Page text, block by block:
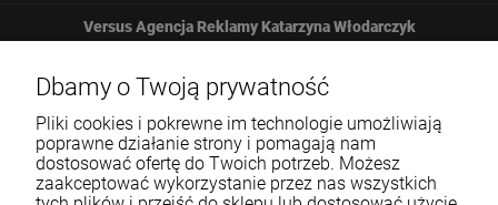
Versus Agencja Reklamy Katarzyna Włodarczyk
Żbicka 161
32-065 Krzeszowice
12 307 25 82
Dbamy o Twoją prywatność
Pliki cookies i pokrewne im technologie umożliwiają
poprawne działanie strony i pomagają nam
dostosować ofertę do Twoich potrzeb. Możesz
zaakceptować wykorzystanie przez nas wszystkich